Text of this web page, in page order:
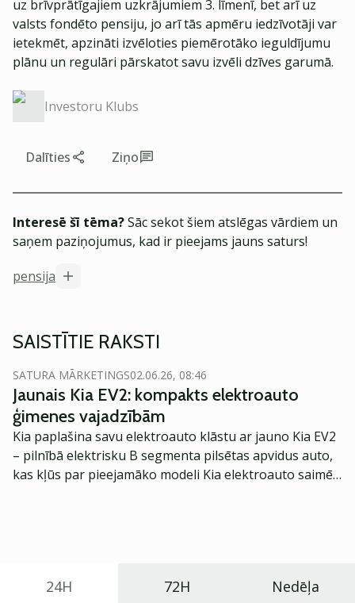
uz brīvprātīgajiem uzkrājumiem 3. līmenī, bet arī uz
valsts fondēto pensiju, jo arī tās apmēru iedzīvotāji var
ietekmēt, apzināti izvēloties piemērotāko ieguldījumu
plānu un regulāri pārskatot savu izvēli dzīves garumā.
Investoru Klubs
Dalīties Ziņo
Interesē šī tēma?Sāc sekot šiem atslēgas vārdiem un
saņem paziņojumus, kad ir pieejams jauns saturs!
pensija
SAISTĪTIE RAKSTI
SATURA MĀRKETINGS02.06.26, 08:46
Jaunais Kia EV2: kompakts elektroauto
ģimenes vajadzībām
Kia paplašina savu elektroauto klāstu ar jauno Kia EV2
– pilnībā elektrisku B segmenta pilsētas apvidus auto,
kas kļūs par pieejamāko modeli Kia elektroauto saimē
24H 72H Nedēļa